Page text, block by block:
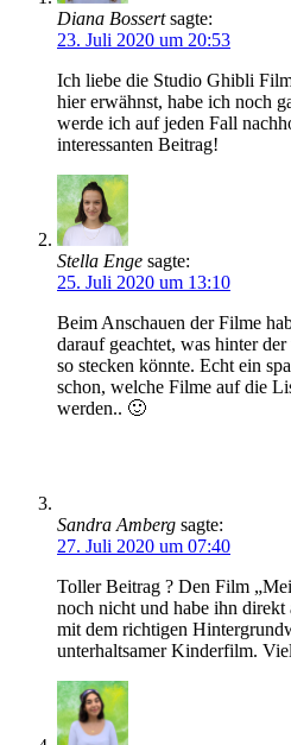
Diana Bossert sagte:
23. Juli 2020 um 20:53
Ich liebe die Studio Ghibli
hier erwähnst, habe ich noch
werde ich auf jeden Fall
interessanten Beitrag!
Stella Enge sagte:
25. Juli 2020 um 13:10
Beim Anschauen der Filme
darauf geachtet, was hinter
so stecken könnte. Echt ein
schon, welche Filme auf die
werden.. 🙂
Sandra Amberg sagte:
27. Juli 2020 um 07:40
Toller Beitrag ? Den Film
noch nicht und habe ihn direkt
mit dem richtigen
unterhaltsamer Kinderfilm.